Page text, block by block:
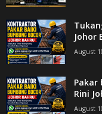
Johor
August
Pakar
Rini
August